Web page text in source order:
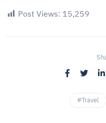
Post Views: 15,259
#Travel